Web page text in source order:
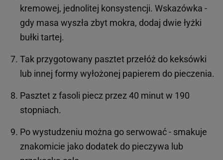
kremowej, jednolitej konsystencji. Wskazówka -
gdy masa wyszła zbyt mokra, dodaj dwie łyżki
bułki tartej.
Tak przygotowany pasztet przełóż do keksówki
lub innej formy wyłożonej papierem do pieczenia.
Pasztet z fasoli piecz przez 40 minut w 190
stopniach.
Po wystudzeniu można go serwować - smakuje
znakomicie jako dodatek do pieczywa lub